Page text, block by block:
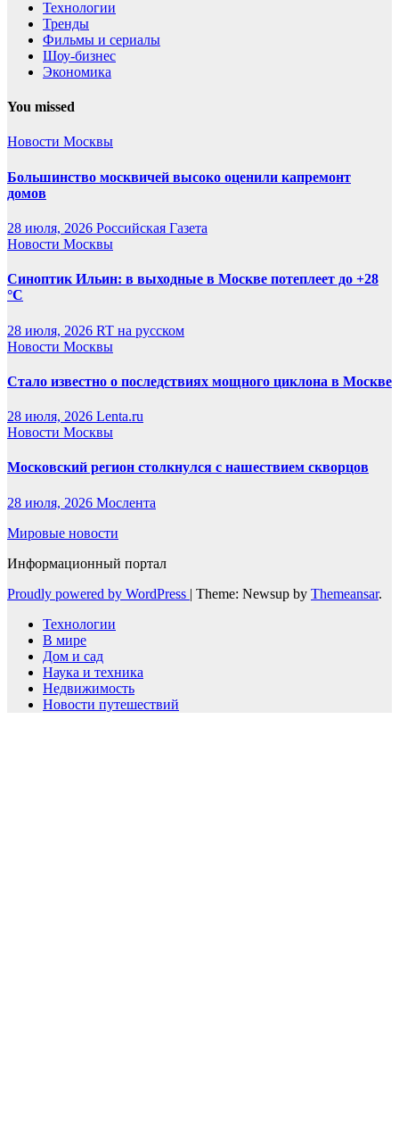
Технологии
Тренды
Фильмы и сериалы
Шоу-бизнес
Экономика
You missed
Новости Москвы
Большинство москвичей высоко оценили капремонт
домов
28 июля, 2026 Российская Газета
Новости Москвы
Синоптик Ильин: в выходные в Москве потеплеет до +28
°C
28 июля, 2026 RT на русском
Новости Москвы
Стало известно о последствиях мощного циклона в Москве
28 июля, 2026 Lenta.ru
Новости Москвы
Московский регион столкнулся с нашествием скворцов
28 июля, 2026 Мослента
Мировые новости
Информационный портал
Proudly powered by WordPress | Theme: Newsup by Themeansar.
Технологии
В мире
Дом и сад
Наука и техника
Недвижимость
Новости путешествий